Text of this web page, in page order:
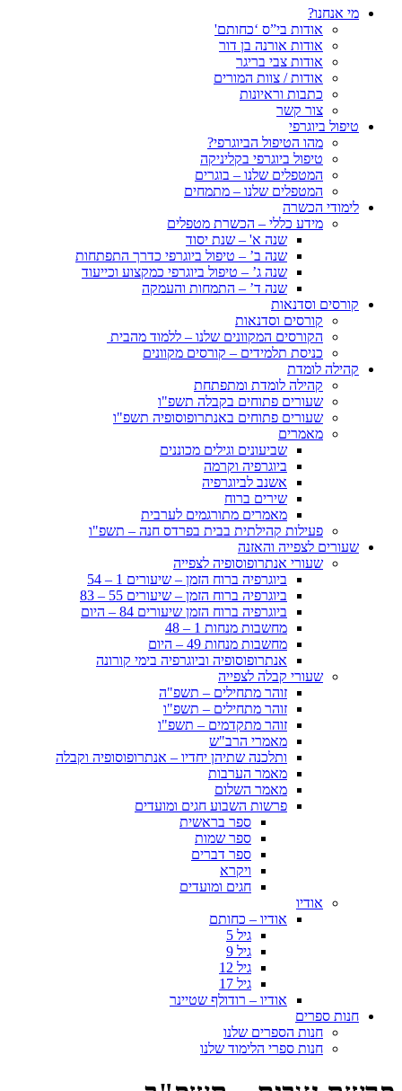
מי אנחנו?
אודות בי”ס ‘כחותם'
אודות אורנה בן דור
אודות צבי בריגר
אודות / צוות המורים
כתבות וראיונות
צור קשר
טיפול ביוגרפי
מהו הטיפול הביוגרפי?
טיפול ביוגרפי בקליניקה
המטפלים שלנו – בוגרים
המטפלים שלנו – מתמחים
לימודי הכשרה
מידע כללי – הכשרת מטפלים
שנה א' – שנת יסוד
שנה ב’ – טיפול ביוגרפי כדרך התפתחות
שנה ג’ – טיפול ביוגרפי כמקצוע וכייעוד
שנה ד’ – התמחות והעמקה
קורסים וסדנאות
קורסים וסדנאות
הקורסים המקוונים שלנו – ללמוד מהבית
כניסת תלמידים – קורסים מקוונים
קהילה לומדת
קהילה לומדת ומתפתחת
שעורים פתוחים בקבלה תשפ"ו
שעורים פתוחים באנתרופוסופיה תשפ"ו
מאמרים
שביעונים וגילים מכוננים
ביוגרפיה וקרמה
אשנב לביוגרפיה
שירים ברוח
מאמרים מתורגמים לערבית
פעילות קהילתית בבית בפרדס חנה – תשפ"ו
שעורים לצפייה והאזנה
שעורי אנתרופוסופיה לצפייה
ביוגרפיה ברוח הזמן – שיעורים 1 – 54
ביוגרפיה ברוח הזמן – שיעורים 55 – 83
ביוגרפיה ברוח הזמן שיעורים 84 – היום
מחשבות מנחות 1 – 48
מחשבות מנחות 49 – היום
אנתרופוסופיה וביוגרפיה בימי קורונה
שעורי קבלה לצפייה
זוהר מתחילים – תשפ"ה
זוהר מתחילים – תשפ"ו
זוהר מתקדמים – תשפ"ו
מאמרי הרב"ש
ותלכנה שתיהן יחדיו – אנתרופוסופיה וקבלה
מאמר הערבות
מאמר השלום
פרשות השבוע חגים ומועדים
ספר בראשית
ספר שמות
ספר דברים
ויקרא
חגים ומועדים
אודיו
אודיו – כחותם
גיל 5
גיל 9
גיל 12
גיל 17
אודיו – רודולף שטיינר
חנות ספרים
חנות הספרים שלנו
חנות ספרי הלימוד שלנו